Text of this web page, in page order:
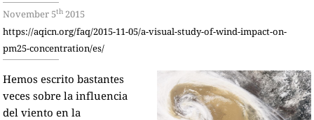
November 5th 2015
https://aqicn.org/faq/2015-11-05/a-visual-study-of-wind-impact-on-
pm25-concentration/es/
Hemos escrito bastantes
veces sobre la influencia
del viento en la